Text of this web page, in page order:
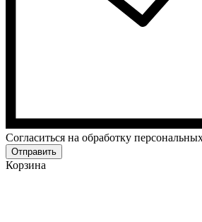
Cогласиться на обработку
Отправить
Корзина